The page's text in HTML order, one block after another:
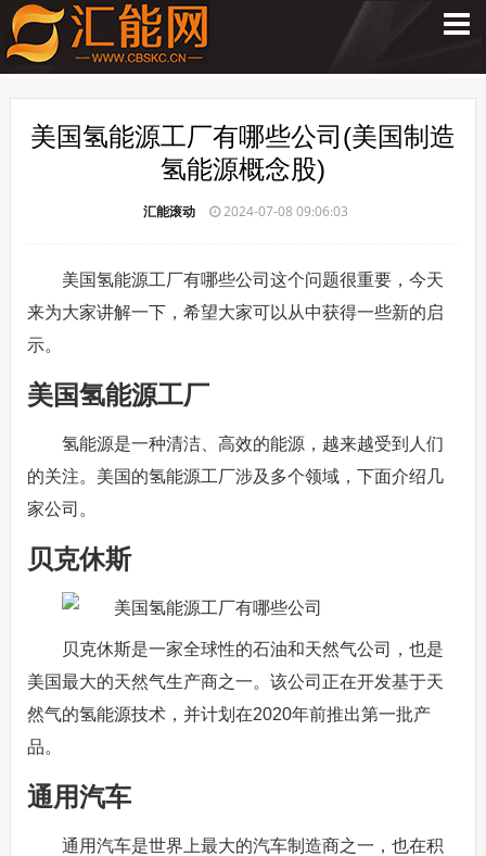
美国氢能源工厂有哪些公司(美国制造
氢能源概念股)
汇能滚动 2024-07-08 09:06:03
美国氢能源工厂有哪些公司这个问题很重要，今天
来为大家讲解一下，希望大家可以从中获得一些新的启
示。
美国氢能源工厂
氢能源是一种清洁、高效的能源，越来越受到人们
的关注。美国的氢能源工厂涉及多个领域，下面介绍几
家公司。
贝克休斯
贝克休斯是一家全球性的石油和天然气公司，也是
美国最大的天然气生产商之一。该公司正在开发基于天
然气的氢能源技术，并计划在2020年前推出第一批产
品。
通用汽车
通用汽车是世界上最大的汽车制造商之一，也在积